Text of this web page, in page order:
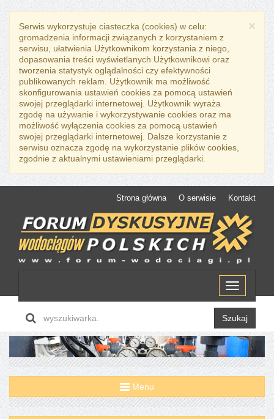
×
Serwis wykorzystuje ciasteczka (cookies) w celu:
gromadzenia informacji związanych z korzystaniem z
serwisu, ułatwienia Użytkownikom korzystania z niego,
dopasowania treści wyświetlanych Użytkownikowi oraz
tworzenia statystyk oglądalności czy efektywności
publikowanych reklam. Użytkownik ma możliwość
skonfigurowania ustawień cookies za pomocą ustawień
swojej przeglądarki internetowej. Użytkownik wyraża
zgodę na używanie i wykorzystywanie cookies oraz ma
możliwość wyłączenia cookies za pomocą ustawień
swojej przeglądarki internetowej. Dalsze korzystanie z
serwisu oznacza zgodę na wykorzystanie plików cookies,
zgodnie z aktualnymi ustawieniami przeglądarki.
Strona główna O serwisie Kontakt
Menu
Szukaj
Menu